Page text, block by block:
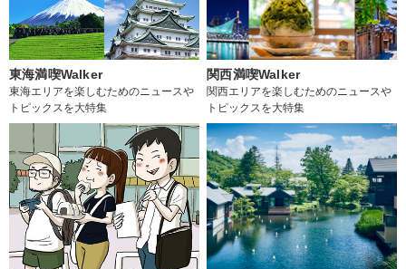
東海満喫Walker
東海エリアを楽しむためのニュースや
トピックスを大特集
関西満喫Walker
関西エリアを楽しむためのニュースや
トピックスを大特集